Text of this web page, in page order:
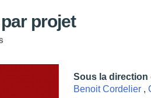
projet
Sous la direction
Benoit Cordelier ,